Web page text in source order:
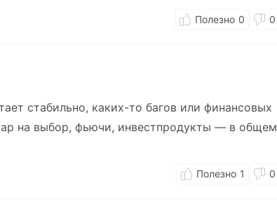
0 0
стабильно, каких-то багов или финансовых
на выбор, фьючи, инвестпродукты — в общем
1 0